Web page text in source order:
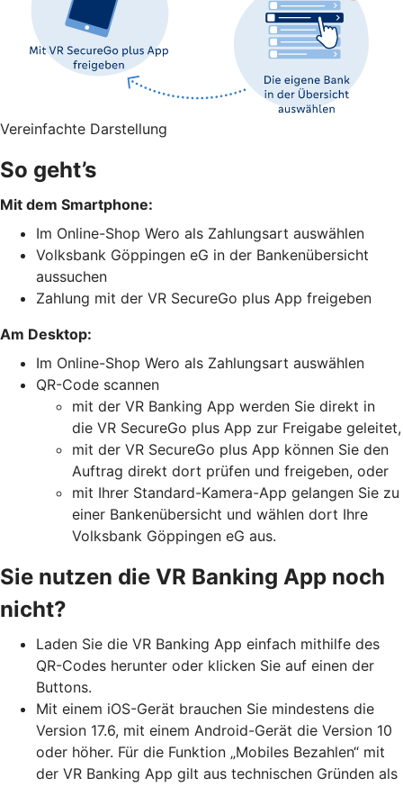
Vereinfachte Darstellung
So geht’s
Mit dem Smartphone:
Im Online-Shop Wero als Zahlungsart auswählen
Volksbank Göppingen eG in der Bankenübersicht
aussuchen
Zahlung mit der VR SecureGo plus App freigeben
Am Desktop:
Im Online-Shop Wero als Zahlungsart auswählen
QR-Code scannen
mit der VR Banking App werden Sie direkt in
die VR SecureGo plus App zur Freigabe geleitet,
mit der VR SecureGo plus App können Sie den
Auftrag direkt dort prüfen und freigeben, oder
mit Ihrer Standard-Kamera-App gelangen Sie zu
einer Bankenübersicht und wählen dort Ihre
Volksbank Göppingen eG aus.
Sie nutzen die VR Banking App noch
nicht?
Laden Sie die VR Banking App einfach mithilfe des
QR-Codes herunter oder klicken Sie auf einen der
Buttons.
Mit einem iOS-Gerät brauchen Sie mindestens die
Version 17.6, mit einem Android-Gerät die Version 10
oder höher. Für die Funktion „Mobiles Bezahlen“ mit
der VR Banking App gilt aus technischen Gründen als